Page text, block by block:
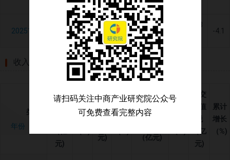
5.6 5.7
202512 4472.7 -2
129
1.4
-1.2
729
7.7
433
-4.1
收入利润
类别
年份
主营
元)
增长
利润
总额
元)
累计
增长
主营业务
税金及附
（亿元)
应交
增值
税
（亿
元)
累计
增长
（%)
请扫码关注中商产业研究院公众号
可免费查看完整内容